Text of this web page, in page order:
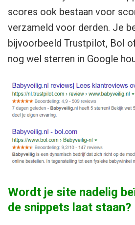
scores ook bestaan voor
verzameld voor derden. Je
bijvoorbeeld Trustpilot, Bol
nog wel sterren in Google
Wordt je site nadelig
de snippets laat staan?